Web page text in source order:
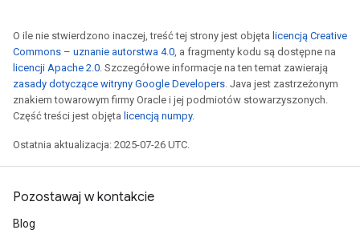
O ile nie stwierdzono inaczej, treść tej strony jest objęta licencją Creative
Commons – uznanie autorstwa 4.0, a fragmenty kodu są dostępne na
licencji Apache 2.0. Szczegółowe informacje na ten temat zawierają
zasady dotyczące witryny Google Developers. Java jest zastrzeżonym
znakiem towarowym firmy Oracle i jej podmiotów stowarzyszonych.
Część treści jest objęta licencją numpy.
Ostatnia aktualizacja: 2025-07-26 UTC.
Pozostawaj w kontakcie
Blog